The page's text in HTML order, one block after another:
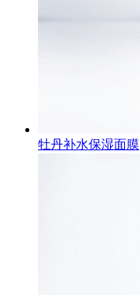
牡丹补水保湿面膜